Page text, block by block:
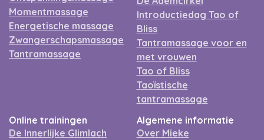
Momentmassage
Energetische massage
Zwangerschapsmassage
Tantramassage
Introductiedag Tao of
Bliss
Tantramassage voor en
met vrouwen
Tao of Bliss
Taoïstische
tantramassage
Online trainingen
De Innerlijke Glimlach
Algemene informatie
Over Mieke